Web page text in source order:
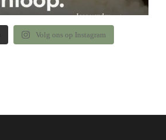
Volg ons op Instagram